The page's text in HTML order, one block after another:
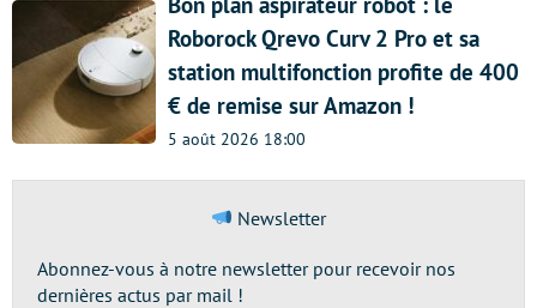
Roborock Qrevo Curv 2 Pro et sa
station multifonction profite de 400
€ de remise sur Amazon !
5 août 2026 18:00
Newsletter
Abonnez-vous à notre newsletter pour recevoir nos
dernières actus par mail !